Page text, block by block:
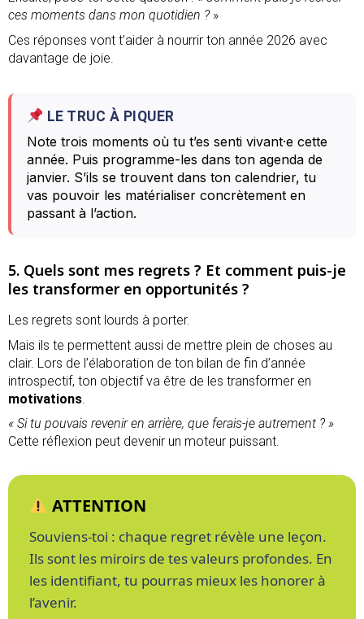
ces moments dans mon quotidien ? »
Ces réponses vont t’aider à nourrir ton année 2026 avec
davantage de joie.
LE TRUC À PIQUER
Note trois moments où tu t’es senti vivant·e cette
année. Puis programme-les dans ton agenda de
janvier. S’ils se trouvent dans ton calendrier, tu
vas pouvoir les matérialiser concrètement en
passant à l’action.
5. Quels sont mes regrets ? Et comment puis-je
les transformer en opportunités ?
Les regrets sont lourds à porter.
Mais ils te permettent aussi de mettre plein de choses au
clair. Lors de l’élaboration de ton bilan de fin d’année
introspectif, ton objectif va être de les transformer en
motivations
« Si tu pouvais revenir en arrière, que ferais-je autrement ? »
Cette réflexion peut devenir un moteur puissant.
ATTENTION
Souviens-toi : chaque regret révèle une leçon.
Ils sont les miroirs de tes valeurs profondes. En
les identifiant, tu pourras mieux les honorer à
l’avenir.